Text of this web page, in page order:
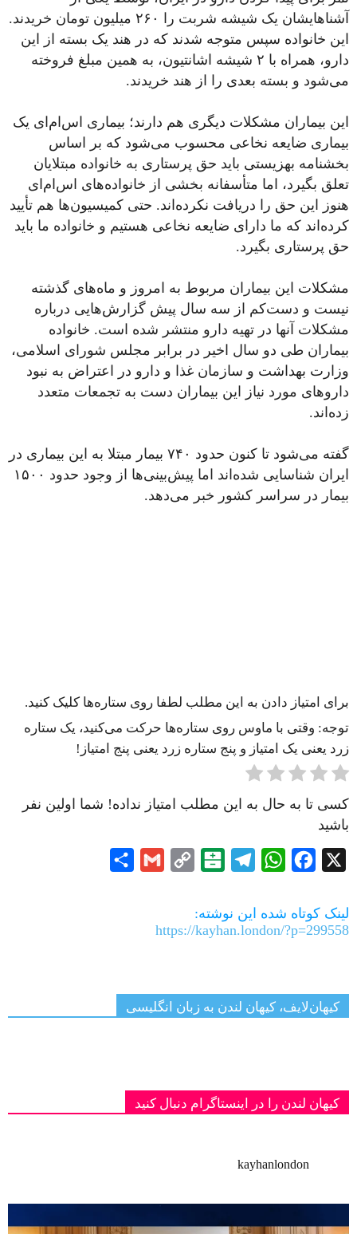
آشناهایشان یک شیشه شربت را ۲۶۰ میلیون تومان خریدند.
این خانواده سپس متوجه شدند که در هند یک بسته از این
دارو، همراه با ۲ شیشه اشانتیون، به همین مبلغ فروخته
می‌شود و بسته بعدی را از هند خریدند.
این بیماران مشکلات دیگری هم دارند؛ بیماری اس‌ام‌ای یک
بیماری ضایعه نخاعی محسوب می‌شود که بر اساس
بخشنامه بهزیستی باید حق پرستاری به خانواده مبتلایان
تعلق بگیرد، اما متأسفانه بخشی از خانواده‌های اس‌ام‌ای
هنوز این حق را دریافت نکرده‌اند. حتی کمیسیون‌ها هم تأیید
کرده‌اند که ما دارای ضایعه نخاعی هستیم و خانواده ما باید
حق پرستاری بگیرد.
مشکلات این بیماران مربوط به امروز و ماه‌های گذشته
نیست و دست‌کم از سه سال پیش گزارش‌هایی درباره
مشکلات آنها در تهیه دارو منتشر شده است. خانواده
بیماران طی دو سال اخیر در برابر مجلس شورای اسلامی،
وزارت بهداشت و سازمان غذا و دارو در اعتراض به نبود
داروهای مورد نیاز این بیماران دست به تجمعات متعدد
زده‌اند.
گفته می‌شود تا کنون حدود ۷۴۰ بیمار مبتلا به این بیماری در
ایران شناسایی شده‌اند اما پیش‌بینی‌ها از وجود حدود ۱۵۰۰
بیمار در سراسر کشور خبر می‌دهد.
برای امتیاز دادن به این مطلب لطفا روی ستاره‌ها کلیک کنید.
توجه: وقتی با ماوس روی ستاره‌ها حرکت می‌کنید، یک ستاره
زرد یعنی یک امتیاز و پنج ستاره زرد یعنی پنج امتیاز!
کسی تا به حال به این مطلب امتیاز نداده! شما اولین نفر
باشید
X
Facebook
WhatsApp
Telegram
Balatarin
Copy
Gmail
لینک کوتاه شده این نوشته:
https://kayhan.london/?p=299558
کیهان‌لایف، کیهان لندن به زبان انگلیسی
کیهان لندن را در اینستاگرام دنبال کنید
kayhanlondon